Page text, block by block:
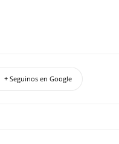
+ Seguinos en Google